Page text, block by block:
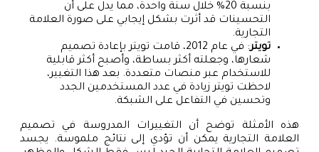
بنسبة 20% خلال سنة واحدة، مما يدل على أن
التحسينات قد أثرت بشكل إيجابي على صورة العلامة
التجارية.
تويتر
: في عام 2012، قامت تويتر بإعادة تصميم
شعارها، وجعلته أكثر بساطة، وأصبح أكثر قابلية
للاستخدام عبر منصات متعددة. بعد هذا التغيير،
لاحظت تويتر زيادة في عدد المستخدمين الجدد
وتحسين في التفاعل على الشبكة.
هذه الأمثلة توضح أن التغييرات المدروسة في تصميم
العلامة التجارية يمكن أن تؤدي إلى نتائج ملموسة. يجسد